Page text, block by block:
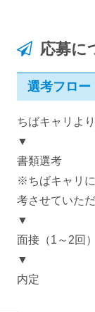
応募に
選考フロー
ちばキャリよ
▼
書類選考
※ちばキャリ
考させていた
▼
面接（1～2回
▼
内定